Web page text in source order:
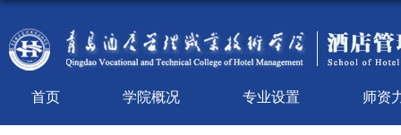
首页 学院概况 专业设置 师资